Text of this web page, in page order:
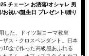
チェーン お洒落/オシャレ 男
お祝い/誕生日 プレゼント/贈り
した、ドイツ製ローマ教皇
ザス・クロスペンダント。日本
18金で作った高級感あふれる